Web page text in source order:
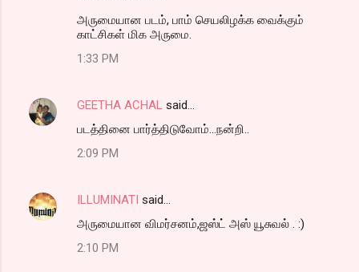
அருமையான படம், பாம் செயலிழக்க வைக்கும்
காட்சிகள் மிக அருமை.
1:33 PM
GEETHA ACHAL said…
படத்தினை பார்த்திடுவோம்...நன்றி..
2:09 PM
ILLUMINATI said…
அருமையான விமர்சனம்,ஜஸ்ட் அஸ் யூசுவல் . :)
2:10 PM